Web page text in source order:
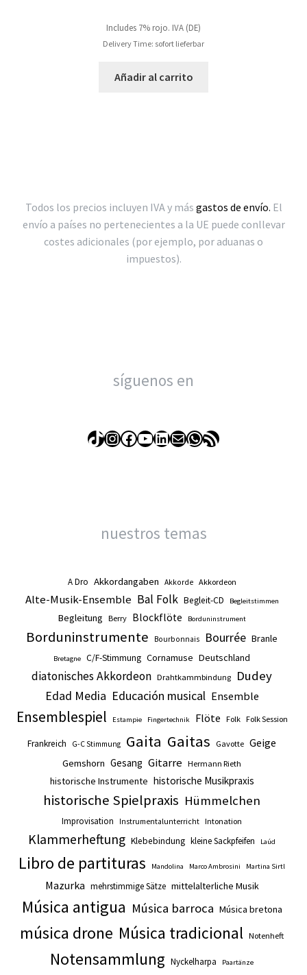
Includes 7% rojo. IVA (DE)
Delivery Time: sofort lieferbar
Añadir al carrito
Todos los precios incluyen IVA y más gastos de envío. El
envío a países no pertenecientes a la UE puede conllevar
costes adicionales (por ejemplo, por aduanas o
impuestos).
síguenos en
TikTok
Instagram
Facebook
YouTube
LinkedIn
Correo electrónico
WhatsApp
Feed RSS
nuestros temas
A Dro Akkordangaben Akkorde Akkordeon
Alte-Musik-Ensemble Bal Folk Begleit-CD Begleitstimmen
Begleitung Berry Blockflöte Borduninstrument
Borduninstrumente Bourbonnais Bourrée Branle
Bretagne C/F-Stimmung Cornamuse Deutschland
diatonisches Akkordeon Drahtkammbindung
Dudey
Edad Media Educación musical Ensemble
Ensemblespiel Estampie Fingertechnik Flöte Folk Folk Session
Frankreich G-C Stimmung Gaita Gaitas Gavotte Geige
Gemshorn Gesang Gitarre Hermann Rieth
historische Instrumente historische Musikpraxis
historische Spielpraxis Hümmelchen
Improvisation Instrumentalunterricht Intonation
Klammerheftung Klebebindung kleine Sackpfeifen Laúd
Libro de partituras Mandolina Marco Ambrosini Martina Sirtl
Mazurka mehrstimmige Sätze mittelalterliche Musik
Música antigua Música barroca Música bretona
música drone Música tradicional Notenheft
Notensammlung Nyckelharpa Paartänze